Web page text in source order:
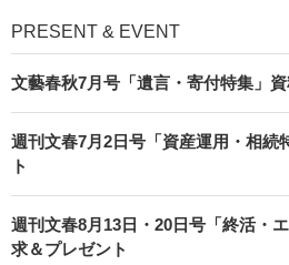
PRESENT & EVENT
文藝春秋7月号「遺言・寄付特集」
週刊文春7月2日号「資産運用・相続
ト
週刊文春8月13日・20日号「終活・
求＆プレゼント